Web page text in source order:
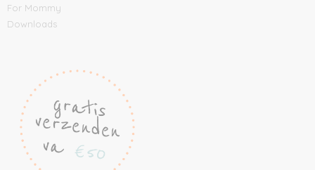
For Mommy
Downloads